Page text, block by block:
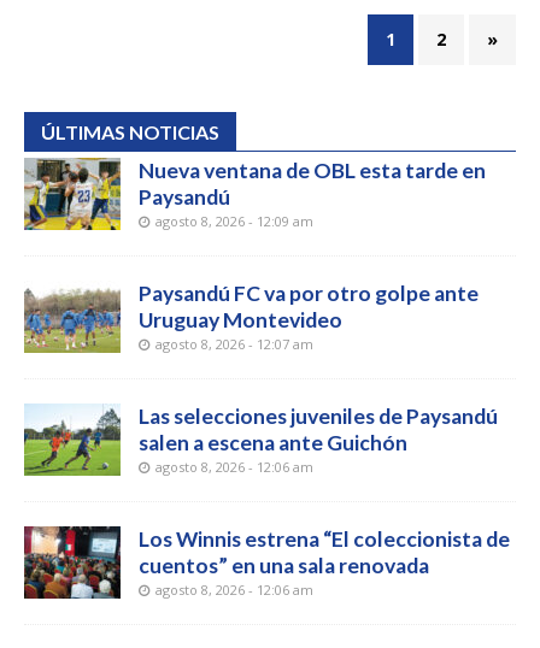
1 2 »
ÚLTIMAS NOTICIAS
Nueva ventana de OBL esta tarde en
Paysandú
agosto 8, 2026 - 12:09 am
Paysandú FC va por otro golpe ante
Uruguay Montevideo
agosto 8, 2026 - 12:07 am
Las selecciones juveniles de Paysandú
salen a escena ante Guichón
agosto 8, 2026 - 12:06 am
Los Winnis estrena “El coleccionista de
cuentos” en una sala renovada
agosto 8, 2026 - 12:06 am